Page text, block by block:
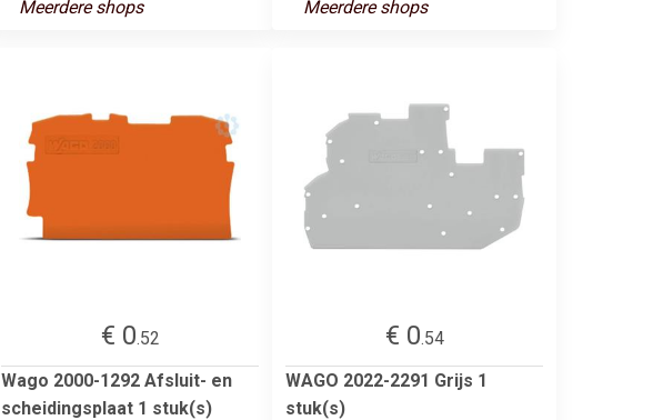
Meerdere shops Meerdere shops
€ 0.52
Wago 2000-1292 Afsluit- en
scheidingsplaat 1 stuk(s)
€ 0.54
WAGO 2022-2291 Grijs 1
stuk(s)